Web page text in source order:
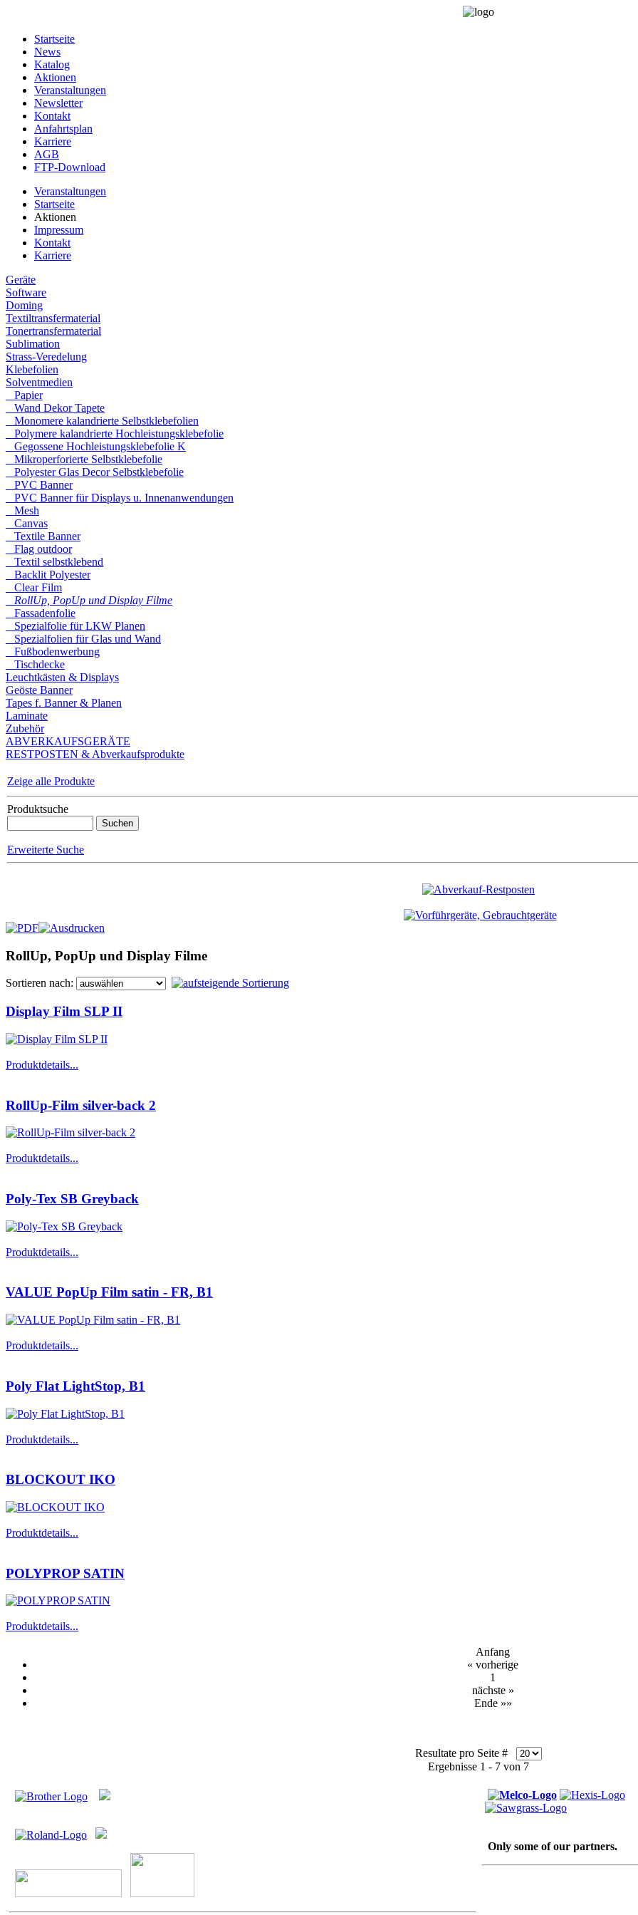
Startseite
News
Katalog
Aktionen
Veranstaltungen
Newsletter
Kontakt
Anfahrtsplan
Karriere
AGB
FTP-Download
Veranstaltungen
Startseite
Aktionen
Impressum
Kontakt
Karriere
Geräte
Software
Doming
Textiltransfermaterial
Tonertransfermaterial
Sublimation
Strass-Veredelung
Klebefolien
Solventmedien
Papier
Wand Dekor Tapete
Monomere kalandrierte Selbstklebefolien
Polymere kalandrierte Hochleistungsklebefolie
Gegossene Hochleistungsklebefolie K
Mikroperforierte Selbstklebefolie
Polyester Glas Decor Selbstklebefolie
PVC Banner
PVC Banner für Displays u. Innenanwendungen
Mesh
Canvas
Textile Banner
Flag outdoor
Textil selbstklebend
Backlit Polyester
Clear Film
RollUp, PopUp und Display Filme
Fassadenfolie
Spezialfolie für LKW Planen
Spezialfolien für Glas und Wand
Fußbodenwerbung
Tischdecke
Leuchtkästen & Displays
Geöste Banner
Tapes f. Banner & Planen
Laminate
Zubehör
ABVERKAUFSGERÄTE
RESTPOSTEN & Abverkaufsprodukte
Zeige alle Produkte
Produktsuche
Erweiterte Suche
RollUp, PopUp und Display Filme
Sortieren nach:
Display Film SLP II
Produktdetails...
RollUp-Film silver-back 2
Produktdetails...
Poly-Tex SB Greyback
Produktdetails...
VALUE PopUp Film satin - FR, B1
Produktdetails...
Poly Flat LightStop, B1
Produktdetails...
BLOCKOUT IKO
Produktdetails...
POLYPROP SATIN
Produktdetails...
Anfang
« vorherige
1
nächste »
Ende »»
Resultate pro Seite #
Ergebnisse 1 - 7 von 7
Only some of our partners.